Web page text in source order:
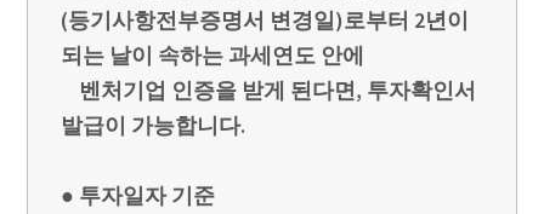
(등기사항전부증명서 변경일)로부터 2년이
되는 날이 속하는 과세연도 안에
벤처기업 인증을 받게 된다면, 투자확인서
발급이 가능합니다.
● 투자일자 기준